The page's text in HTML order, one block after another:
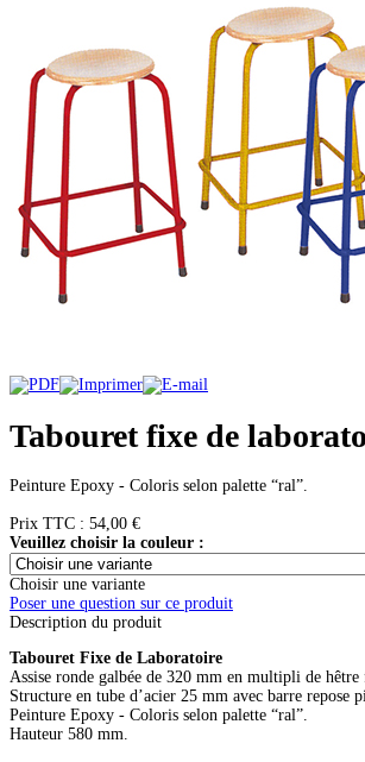
Tabouret fixe de
Peinture Epoxy - Coloris selon palette “ral”.
Prix ​​TTC : 54,00 €
Veuillez choisir la couleur :
Choisir une variante
Poser une question sur ce produit
Description du produit
Tabouret Fixe de Laboratoire
Assise ronde galbée de 320 mm en multipli de
Structure en tube d’acier 25 mm avec barre repose
Peinture Epoxy - Coloris selon palette “ral”.
Hauteur 580 mm.